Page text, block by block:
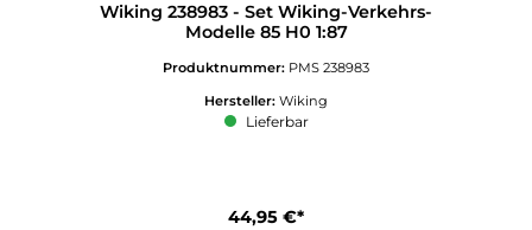
Wiking 238983 - Set Wiking-Verkehrs-
Modelle 85 H0 1:87
Produktnummer: PMS 238983
Hersteller: Wiking
Lieferbar
44,95 €*